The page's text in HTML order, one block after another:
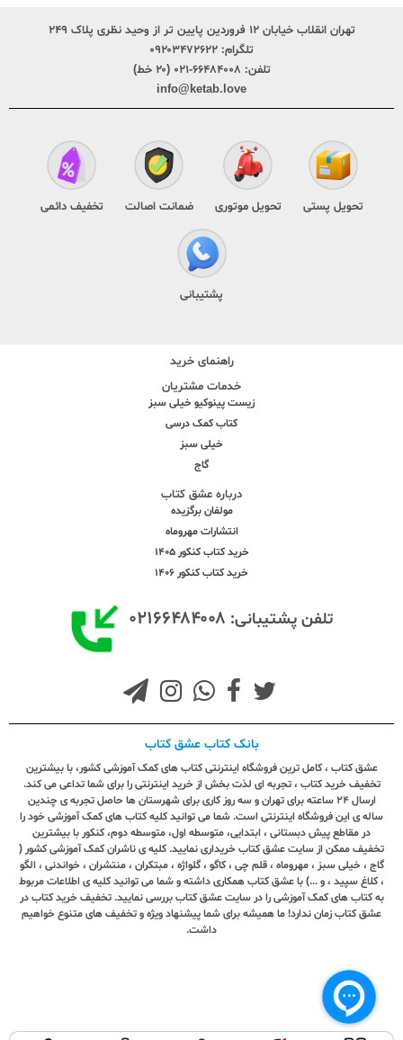
تهران انقلاب خیابان ۱۲ فروردین پایین تر از وحید نظری پلاک ۲۴۹
تلگرام: ۰۹۲۰۳۴۷۲۶۲۲
تلفن: ۶۶۴۸۴۰۰۸-۰۲۱ (۲۰ خط)
info@ketab.love
تحویل پستی تحویل موتوری ضمانت اصالت تخفیف دائمی
پشتیبانی
راهنمای خرید
خدمات مشتریان
زیست پینوکیو خیلی سبز
کتاب کمک درسی
خیلی سبز
گاج
درباره عشق کتاب
مولفان برگزیده
انتشارات مهروماه
خرید کتاب کنکور 1405
خرید کتاب کنکور 1406
تلفن پشتیبانی: ۰۲۱۶۶۴۸۴۰۰۸
بانک کتاب عشق کتاب
عشق کتاب ، کامل ترین فروشگاه اینترنتی کتاب های کمک آموزشی کشور، با بیشترین
تخفیف خرید کتاب ، تجربه ای لذت بخش از خرید اینترنتی را برای شما تداعی می کند.
ارسال ٢٤ ساعته برای تهران و سه روز کاری برای شهرستان ها حاصل تجربه ی چندین
ساله ی این فروشگاه اینترنتی است. شما می توانید کلیه کتاب های کمک آموزشی خود را
در مقاطع پیش دبستانی ، ابتدایی، متوسطه اول، متوسطه دوم، کنکور با بیشترین
تخفیف ممکن از سایت عشق کتاب خریداری نمایید. کلیه ی ناشران کمک آموزشی کشور (
گاج ، خیلی سبز ، مهروماه ، قلم چی ، کاگو ، گلواژه ، مبتکران ، منتشران ، خواندنی ، الگو
، کلاغ سپید ، و ...) با عشق کتاب همکاری داشته و شما می توانید کلیه ی اطلاعات مربوط
به کتاب های کمک آموزشی را در سایت عشق کتاب بررسی نمایید. تخفیف خرید کتاب در
عشق کتاب زمان ندارد! ما همیشه برای شما پیشنهاد ویژه و تخفیف های متنوع خواهیم
داشت.